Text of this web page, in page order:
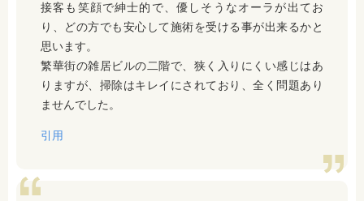
接客も笑顔で紳士的で、優しそうなオーラが出てお
り、どの方でも安心して施術を受ける事が出来るかと
思います。
繁華街の雑居ビルの二階で、狭く入りにくい感じはあ
りますが、掃除はキレイにされており、全く問題あり
ませんでした。
引用